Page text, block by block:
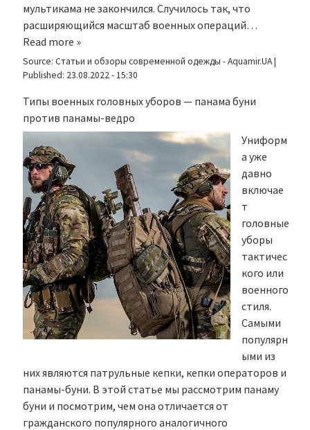
мультикама не закончился. Случилось так, что
расширяющийся масштаб военных операций…
Read more »
Source: Статьи и обзоры современной одежды - Aquamir.UA|
Published: 23.08.2022 - 15:30
Типы военных головных уборов — панама буни
против панамы-ведро
Униформ
а уже
давно
включае
т
головные
уборы
тактичес
кого или
военного
стиля.
Самыми
популярн
ыми из
них являются патрульные кепки, кепки операторов и
панамы-буни. В этой статье мы рассмотрим панаму
буни и посмотрим, чем она отличается от
гражданского популярного аналогичного